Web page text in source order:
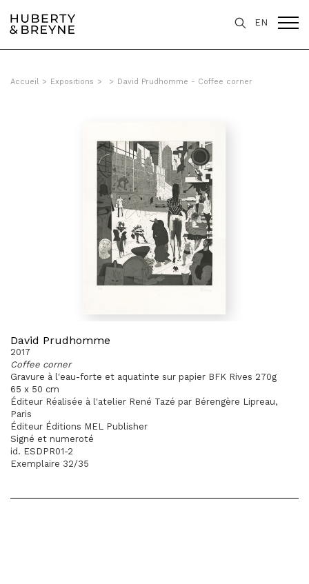
EN
Accueil > Expositions > > David Prudhomme - Coffee corner
David Prudhomme
2017
Coffee corner
Gravure à l'eau-forte et aquatinte sur papier BFK Rives 270g
65 x 50 cm
Éditeur Réalisée à l'atelier René Tazé par Bérengère Lipreau,
Paris
Éditeur Éditions MEL Publisher
Signé et numeroté
id. ESDPR01-2
Exemplaire 32/35